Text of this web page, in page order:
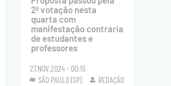
2ª votação nesta
quarta com
manifestação contrária
de estudantes e
professores
27.NOV.2024 - 00:15
SÃO PAULO (SP)
REDAÇÃO